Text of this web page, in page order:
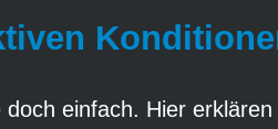
einfach. Hier erklären